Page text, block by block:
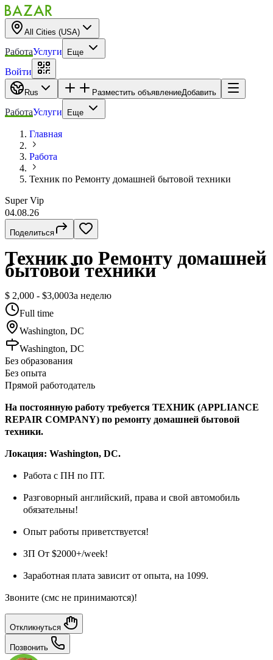
All Cities (USA)
РаботаУслуги Еще
Войти
Rus Разместить объявлениеДобавить
РаботаУслуги Еще
Главная
Работа
Техник по Ремонту домашней бытовой техники
Super Vip
04.08.26
Поделиться
Техник по Ремонту домашней
бытовой техники
$ 2,000 - $3,000За неделю
Full time
Washington, DC
Washington, DC
Без образования
Без опыта
Прямой работодатель
На постоянную работу требуется ТЕХНИК (APPLIANCE
REPAIR COMPANY) по ремонту домашней бытовой
техники.
Локация: Washington, DC.
Работа с ПН по ПТ.
Разговорный английский, права и свой автомобиль
обязательны!
Опыт работы приветствуется!
ЗП От $2000+/week!
Заработная плата зависит от опыта, на 1099.
Звоните (смс не принимаются)!
Откликнуться
Позвонить